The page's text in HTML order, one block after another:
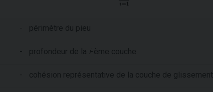
- périmètre du pieu
- profondeur de la i-ème couche
- cohésion représentative de la couche de glissement